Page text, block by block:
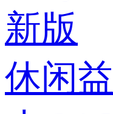
新版
休闲